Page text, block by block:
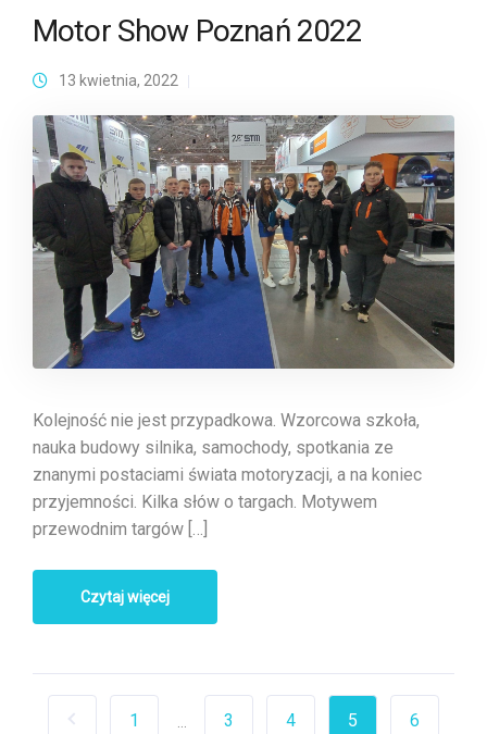
Motor Show Poznań 2022
13 kwietnia, 2022
Kolejność nie jest przypadkowa. Wzorcowa szkoła,
nauka budowy silnika, samochody, spotkania ze
znanymi postaciami świata motoryzacji, a na koniec
przyjemności. Kilka słów o targach. Motywem
przewodnim targów […]
Czytaj więcej
1 3 4 5 6